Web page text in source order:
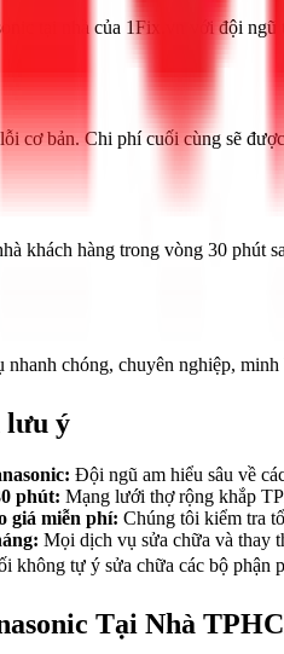
tại nhà của 1Fix.vn với đội
cơ bản. Chi phí cuối cùng sẽ
khách hàng trong vòng 30 phút
chóng, chuyên nghiệp,
lưu ý
Đội ngũ am hiểu sâu về
phút: Mạng lưới thợ rộng khắp
giá miễn phí: Chúng tôi kiểm tra
Mọi dịch vụ sửa chữa và thay
không tự ý sửa chữa các bộ phận
Tại Nhà